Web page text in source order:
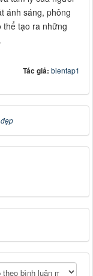
ánh sáng, phông
thể tạo ra những
Tác giả: bientap1